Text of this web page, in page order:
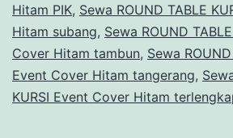
Hitam PIK, Sewa ROUND TABLE
Hitam subang, Sewa ROUND
Cover Hitam tambun, Sewa
Event Cover Hitam tangerang,
KURSI Event Cover Hitam